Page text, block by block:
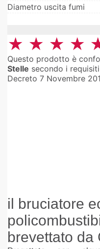
Diametro uscita fumi
★ ★ ★ ★
Questo prodotto è
Stelle secondo i
Decreto 7 Novembre
il bruciatore
brevettato da